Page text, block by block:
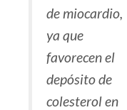
de miocardio,
ya que
favorecen el
depósito de
colesterol en